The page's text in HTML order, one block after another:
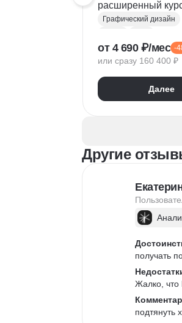
расширенный
Графический дизайн
Photoshop
Adobe Illustrator
Типографика
Cinema 4D
InDesign
Дизайн баннеров
Бренд-дизайн
Создание анимации
Брендинг
Microsoft PowerPoint
Дизайн текста
от 4 690 ₽/мес -
или сразу 160 400 ₽
Далее
Другие
получать
Жалко, что
подтянуть